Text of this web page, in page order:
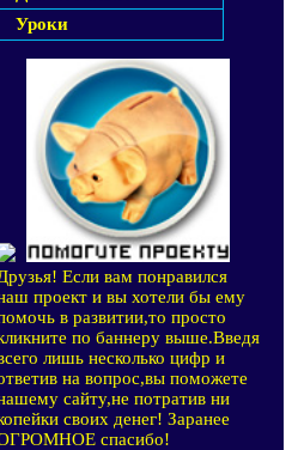
Уроки
Если вам понравился
проект и вы хотели бы ему
в развитии,то просто
по баннеру выше.Введя
лишь несколько цифр и
на вопрос,вы поможете
сайту,не потратив ни
своих денег! Заранее
спасибо!